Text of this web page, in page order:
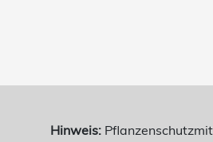
Hinweis: